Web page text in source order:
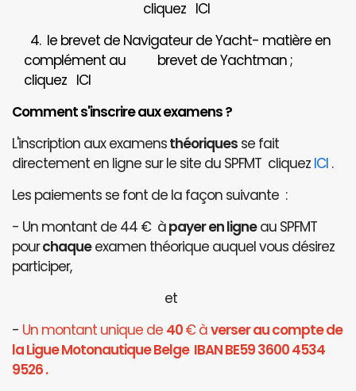
cliquez ICI
4. le brevet de Navigateur de Yacht- matière en
complément au brevet de Yachtman ;
cliquez ICI
Comment s'inscrire aux examens ?
L'inscription aux examensthéoriques se fait
directement en ligne sur le site du SPFMT cliquez ICI .
Les paiements se font de la façon suivante :
- Un montant de 44 € àpayer en ligneau SPFMT
pourchaqueexamen théorique auquel vous désirez
participer,
et
- Un montant unique de 40€ àverser au compte de
la Ligue Motonautique Belge IBAN BE59 3600 4534
9526 .